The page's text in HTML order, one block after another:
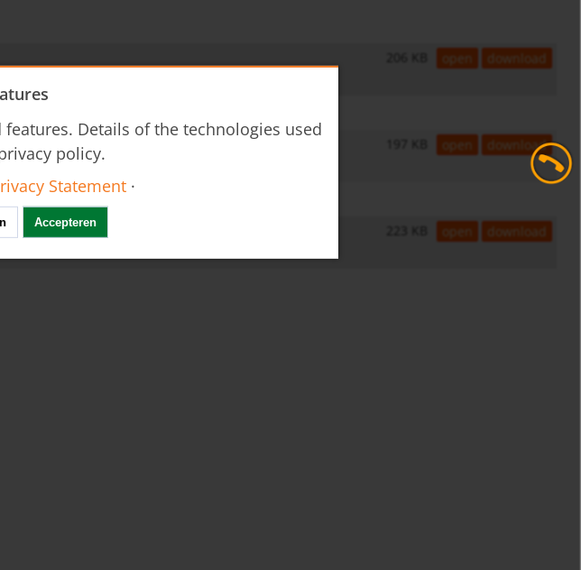
206 KB open download
197 KB open download
223 KB open download
Details of the technologies used
policy.
Statement ·
Accepteren